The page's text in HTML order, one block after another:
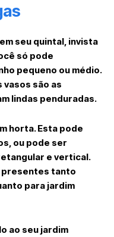
seu quintal, invista
só pode
pequeno ou médio.
vasos são as
lindas penduradas.
horta. Esta pode
ou pode ser
e vertical.
presentes tanto
para jardim
ao seu jardim